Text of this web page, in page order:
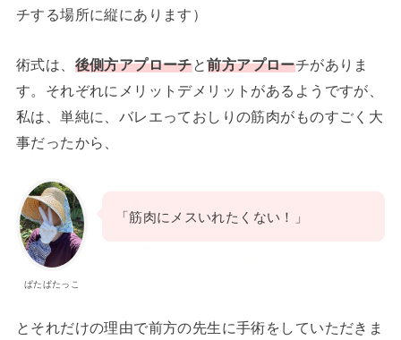
チする場所に縦にあります）
術式は、 後側方アプローチと前方アプローチがありま
す。それぞれにメリットデメリットがあるようですが、
私は、単純に、バレエっておしりの筋肉がものすごく大
事だったから、
ぱたぱたっこ
「筋肉にメスいれたくない！」
とそれだけの理由で前方の先生に手術をしていただきま